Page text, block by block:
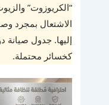
“الكريوزوت”
الاشتعال بمجرد
إليها. جدول صيانة
كخسائر محتملة.